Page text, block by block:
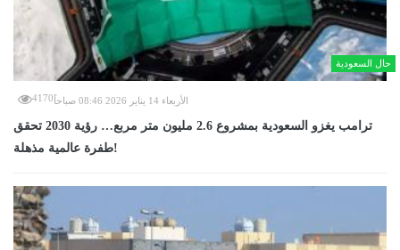
حال السعودية
الأربعاء 14 يناير 2026 08:46 صباحاً 4170
ترامب يغزو السعودية بمشروع 2.6 مليون متر مربع… رؤية 2030 تحقق
طفرة عالمية مذهلة!